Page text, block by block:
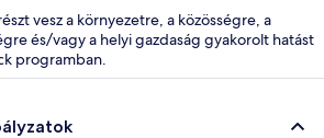
vesz a környezetre, a közösségre, a
és/vagy a helyi gazdaság gyakorolt hatást
programban.